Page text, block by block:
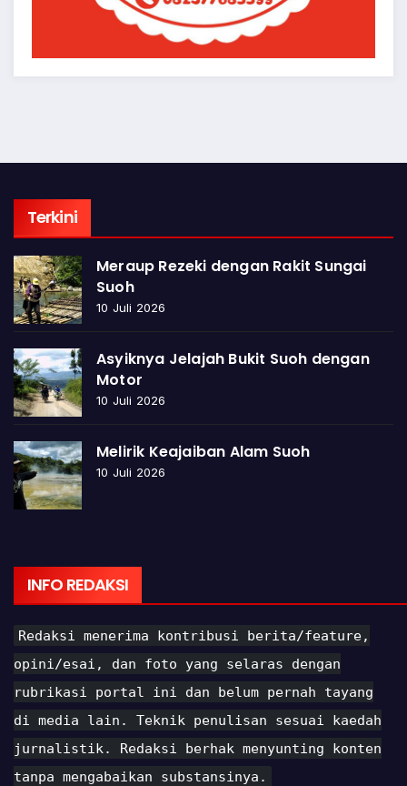
Terkini
Meraup Rezeki dengan Rakit Sungai
Suoh
10 Juli 2026
Asyiknya Jelajah Bukit Suoh dengan
Motor
10 Juli 2026
Melirik Keajaiban Alam Suoh
10 Juli 2026
INFO REDAKSI
Redaksi menerima kontribusi berita/feature,
opini/esai, dan foto yang selaras dengan
rubrikasi portal ini dan belum pernah tayang
di media lain. Teknik penulisan sesuai kaedah
jurnalistik. Redaksi berhak menyunting konten
tanpa mengabaikan substansinya.